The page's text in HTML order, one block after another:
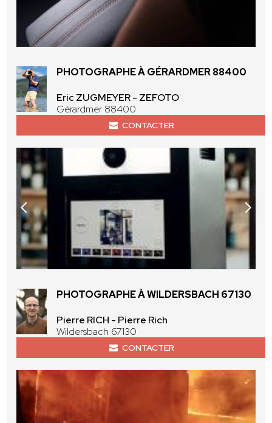
PHOTOGRAPHE À GÉRARDMER 88400
Eric ZUGMEYER - ZEFOTO
Gérardmer 88400
CONTACTER
PHOTOGRAPHE À WILDERSBACH 67130
Pierre RICH - Pierre Rich
Wildersbach 67130
CONTACTER